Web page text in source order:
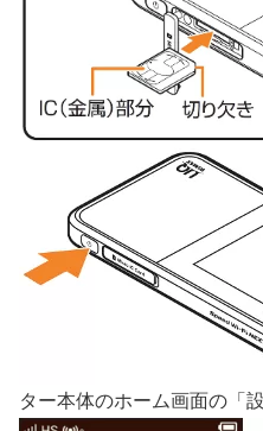
ター本体のホーム画面の「